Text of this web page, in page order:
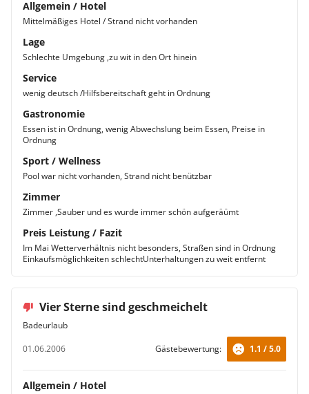
Allgemein / Hotel
Mittelmäßiges Hotel / Strand nicht vorhanden
Lage
Schlechte Umgebung ,zu wit in den Ort hinein
Service
wenig deutsch /Hilfsbereitschaft geht in Ordnung
Gastronomie
Essen ist in Ordnung, wenig Abwechslung beim Essen, Preise in
Ordnung
Sport / Wellness
Pool war nicht vorhanden, Strand nicht benützbar
Zimmer
Zimmer ,Sauber und es wurde immer schön aufgeräümt
Preis Leistung / Fazit
Im Mai Wetterverhältnis nicht besonders, Straßen sind in Ordnung
Einkaufsmöglichkeiten schlechtUnterhaltungen zu weit entfernt
Vier Sterne sind geschmeichelt
Badeurlaub
01.06.2006
Gästebewertung: 1.1 / 5.0
Allgemein / Hotel